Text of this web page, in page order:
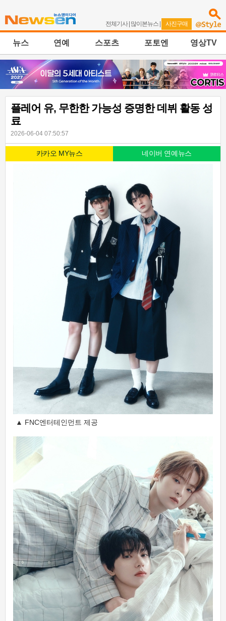
전체기사| 많이본뉴스 | 사진구매
뉴스 연예 스포츠 포토엔 영상TV
플레어 유, 무한한 가능성 증명한 데뷔 활동 성
료
2026-06-04 07:50:57
카카오 MY뉴스 네이버 연예뉴스
▲ FNC엔터테인먼트 제공